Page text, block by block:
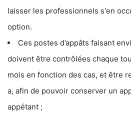
laisser les professionnels s'en
option.
Ces postes d’appâts faisant
doivent être contrôlées chaque
mois en fonction des cas, et être
a, afin de pouvoir conserver un
appétant ;